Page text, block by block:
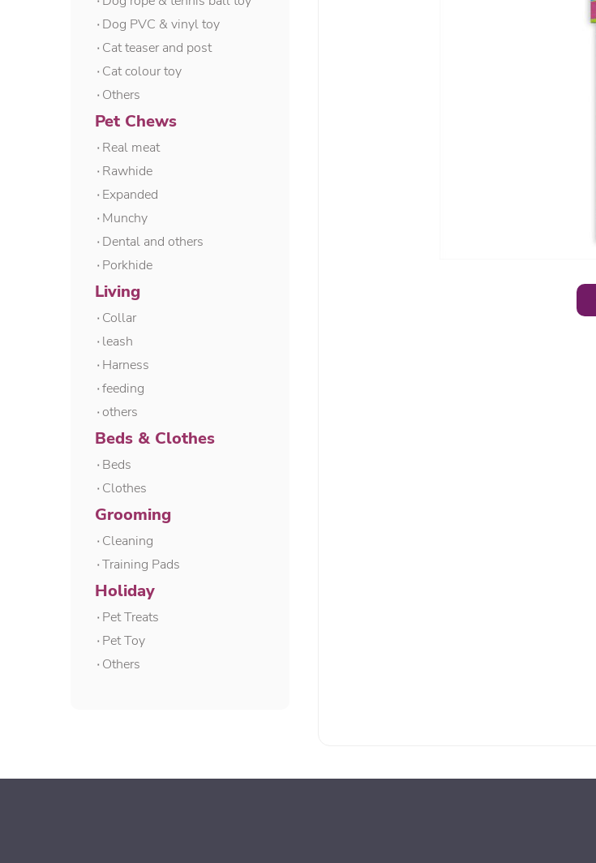
۰Dog PVC & vinyl toy
۰Cat teaser and post
۰Cat colour toy
۰Others
Pet Chews
۰Real meat
۰Rawhide
۰Expanded
۰Munchy
۰Dental and others
۰Porkhide
Living
۰Collar
۰leash
۰Harness
۰feeding
۰others
Beds & Clothes
۰Beds
۰Clothes
Grooming
۰Cleaning
۰Training Pads
Holiday
۰Pet Treats
۰Pet Toy
۰Others